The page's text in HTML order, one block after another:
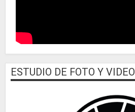
ESTUDIO DE FOTO Y VIDEO